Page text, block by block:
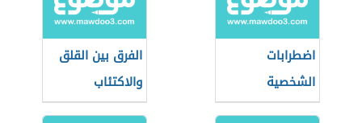
اضطرابات
الشخصية
الفرق بين القلق
والاكتئاب